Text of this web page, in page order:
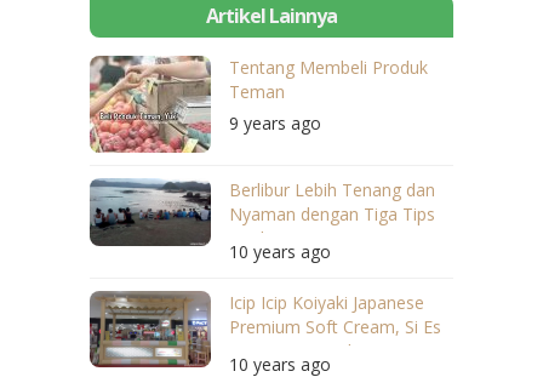
Artikel Lainnya
Tentang Membeli Produk
Teman
9 years ago
Berlibur Lebih Tenang dan
Nyaman dengan Tiga Tips
Berikut Ini
10 years ago
Icip Icip Koiyaki Japanese
Premium Soft Cream, Si Es
Krim yang Lembut Banget
10 years ago